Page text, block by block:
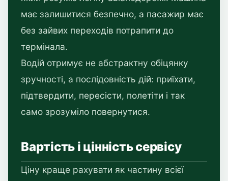
має залишитися безпечно, а пасажир має
без зайвих переходів потрапити до
термінала.
Водій отримує не абстрактну обіцянку
зручності, а послідовність дій: приїхати,
підтвердити, пересісти, полетіти і так
само зрозуміло повернутися.
Вартість і цінність сервісу
Ціну краще рахувати як частину всієї